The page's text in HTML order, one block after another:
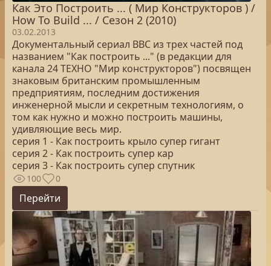
Как Это Построить ... ( Мир Конструкторов ) /
How To Build ... / Сезон 2 (2010)
03.02.2013
Документальный сериал BBC из трех частей под
названием "Как построить ..." (в редакции для
канала 24 ТЕХНО "Мир конструкторов") посвящен
знаковым британским промышленным
предприятиям, последним достижения
инженерной мысли и секретным технологиям, о
том как нужно и можно построить машины,
удивляющие весь мир.
серия 1 - Как построить крыло супер гигант
серия 2 - Как построить супер кар
серия 3 - Как построить супер спутник
100 0
Перейти